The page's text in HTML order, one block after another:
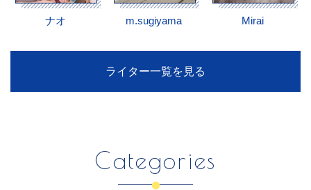
ナオ m.sugiyama Mirai
ライター一覧を見る
Categories